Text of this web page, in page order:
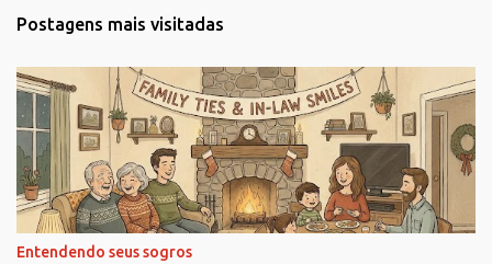
r
i
o
s
Postagens mais visitadas
Entendendo seus sogros